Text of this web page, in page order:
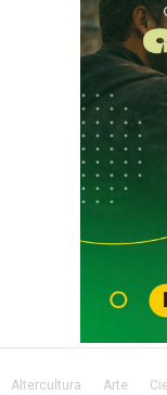
Altercultura Arte